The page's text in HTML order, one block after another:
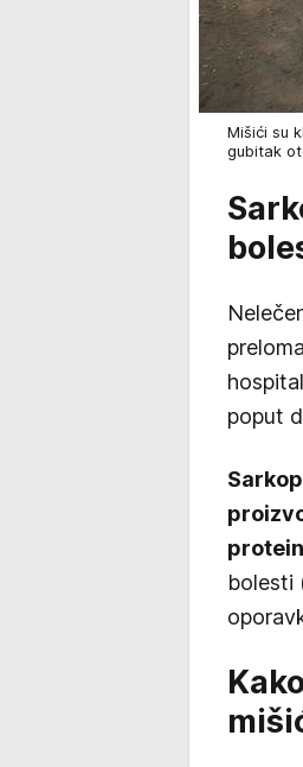
Mišići su
gubitak
poput
bolesti